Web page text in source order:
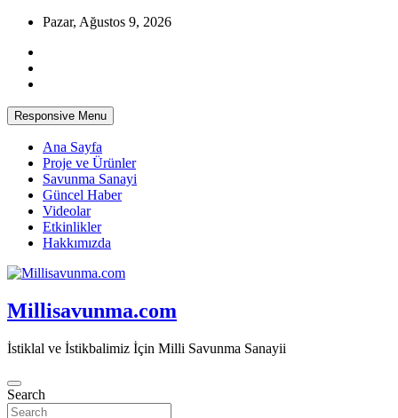
Skip
content
Pazar, Ağustos 9, 2026
Responsive Menu
Ana Sayfa
Proje ve Ürünler
Savunma Sanayi
Güncel Haber
Videolar
Etkinlikler
Hakkımızda
Millisavunma.com
İstiklal ve İstikbalimiz İçin Milli Savunma Sanayii
Search